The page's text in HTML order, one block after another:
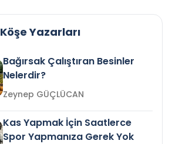
Köşe Yazarları
Bağırsak Çalıştıran Besinler
Nelerdir?
Zeynep GÜÇLÜCAN
Kas Yapmak İçin Saatlerce
Spor Yapmanıza Gerek Yok